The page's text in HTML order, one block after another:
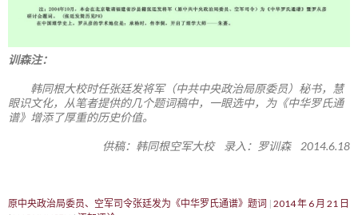
训森注：
韩同根大校时任张廷发将军（中共中央政治局原委员）秘书，慧
眼识文化，从笔者提供的几个题词稿中，一眼选中，为《中华罗氏通
谱》增添了厚重的历史价值。
供稿：韩同根空军大校 录入：罗训森 2014.6.18
原中央政治局委员、空军司令张廷发为《中华罗氏通谱》题词 2014 年 6 月 21 日